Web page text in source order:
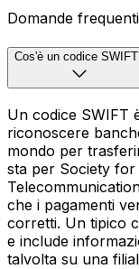
Domande
Cos'è un codice
Un codice SWIFT
riconoscere
mondo per
sta per Society
che i pagamenti
corretti. Un tipico
e include
talvolta su una